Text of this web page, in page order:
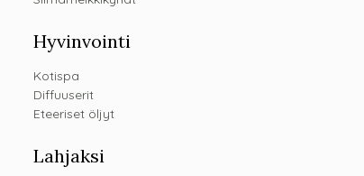
Hyvinvointi
Kotispa
Diffuuserit
Eteeriset öljyt
Lahjaksi